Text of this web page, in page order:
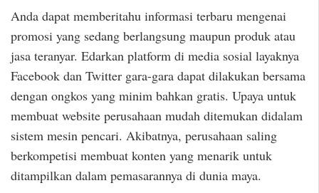
Anda dapat memberitahu informasi terbaru mengenai
promosi yang sedang berlangsung maupun produk atau
jasa teranyar. Edarkan platform di media sosial layaknya
Facebook dan Twitter gara-gara dapat dilakukan bersama
dengan ongkos yang minim bahkan gratis. Upaya untuk
membuat website perusahaan mudah ditemukan didalam
sistem mesin pencari. Akibatnya, perusahaan saling
berkompetisi membuat konten yang menarik untuk
ditampilkan dalam pemasarannya di dunia maya.